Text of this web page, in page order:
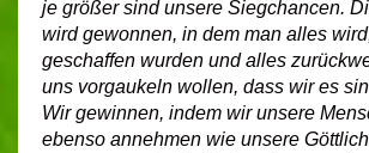
je größer sind unsere Siegchancen.
wird gewonnen, in dem man alles
geschaffen wurden und alles
uns vorgaukeln wollen, dass wir es
Wir gewinnen, indem wir unsere
ebenso annehmen wie unsere